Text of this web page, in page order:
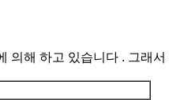
해 하고 있습니다 . 그래